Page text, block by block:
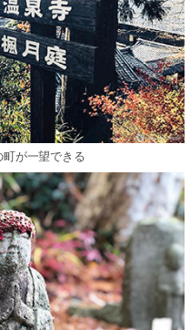
が一望できる